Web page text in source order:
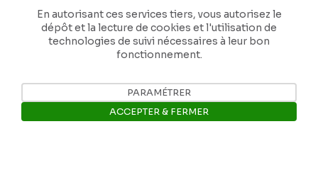
Tél: +32 81 77 67 55
En autorisant ces services tiers, vous autorisez le
dépôt et la lecture de cookies et l'utilisation de
technologies de suivi nécessaires à leur bon
fonctionnement.
PARAMÉTRER
ACCEPTER & FERMER